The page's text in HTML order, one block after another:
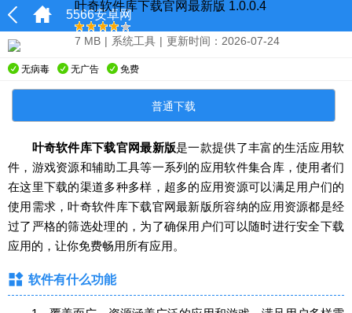
5566安卓网
叶奇软件库下载官网最新版 1.0.0.4
7 MB | 系统工具 | 更新时间：2026-07-24
无病毒 无广告 免费
普通下载
叶奇软件库下载官网最新版是一款提供了丰富的生活应用软
件，游戏资源和辅助工具等一系列的应用软件集合库，使用者们
在这里下载的渠道多种多样，超多的应用资源可以满足用户们的
使用需求，叶奇软件库下载官网最新版所容纳的应用资源都是经
过了严格的筛选处理的，为了确保用户们可以随时进行安全下载
应用的，让你免费畅用所有应用。
软件有什么功能